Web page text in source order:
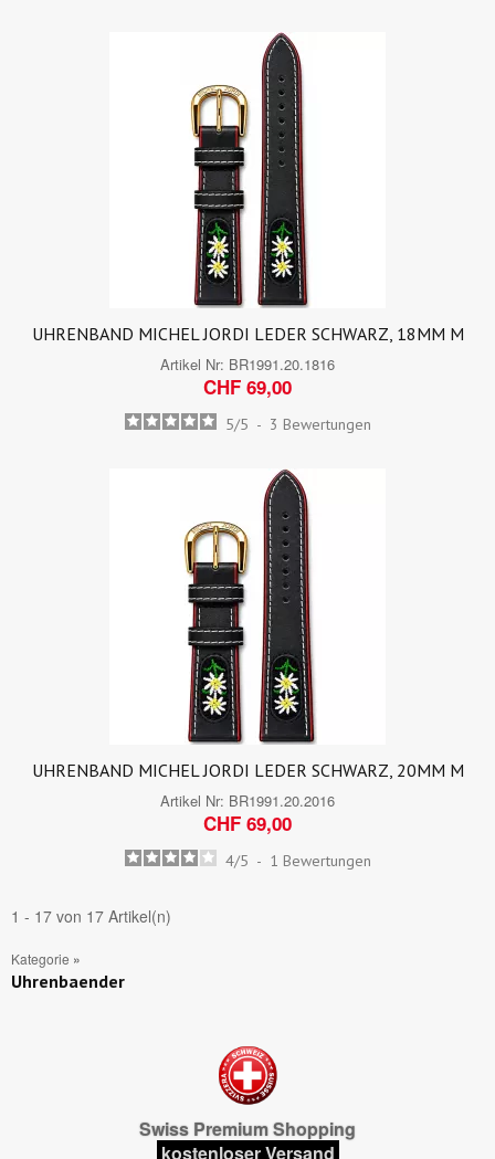
UHRENBAND MICHEL JORDI LEDER SCHWARZ, 18MM M
Artikel Nr: BR1991.20.1816
CHF 69,00
5/5 - 3 Bewertungen
UHRENBAND MICHEL JORDI LEDER SCHWARZ, 20MM M
Artikel Nr: BR1991.20.2016
CHF 69,00
4/5 - 1 Bewertungen
1 - 17 von 17 Artikel(n)
Kategorie »
Uhrenbaender
Swiss Premium Shopping
kostenloser Versand